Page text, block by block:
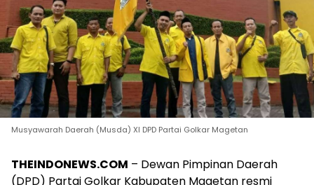
Musyawarah Daerah (Musda) XI DPD Partai Golkar Magetan
THEINDONEWS.COM – Dewan Pimpinan Daerah
(DPD) Partai Golkar Kabupaten Magetan resmi